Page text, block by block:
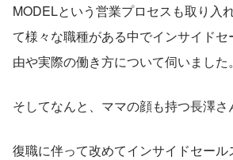
MODELという営業プロセスも取り入
て様々な職種がある中でインサイド
由や実際の働き方について伺いました。
そしてなんと、ママの顔も持つ長澤さ
復職に伴って改めてインサイドセー